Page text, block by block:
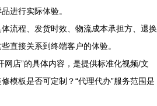
进行实际体验。
流程、发货时效、物流成本承担方、退换
直接关系到终端客户的体验。
网店”的具体内容，是提供标准化视频/文
模板是否可定制？“代理代办”服务范围是